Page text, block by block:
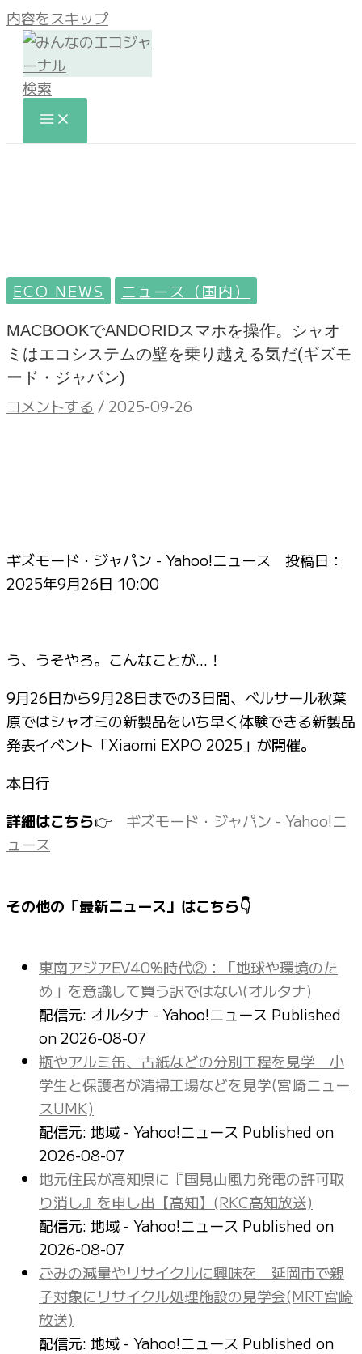
内容をスキップ
検索
ECO NEWS ニュース（国内）
MACBOOKでANDORIDスマホを操作。シャオ
ミはエコシステムの壁を乗り越える気だ(ギズモ
ード・ジャパン)
コメントする / 2025-09-26
ギズモード・ジャパン - Yahoo!ニュース 投稿日：
2025年9月26日 10:00
う、うそやろ。こんなことが…！
9月26日から9月28日までの3日間、ベルサール秋葉
原ではシャオミの新製品をいち早く体験できる新製品
発表イベント「Xiaomi EXPO 2025」が開催。
本日行
詳細はこちら👉 ギズモード・ジャパン - Yahoo!ニ
ュース
その他の「最新ニュース」はこちら👇
東南アジアEV40%時代②：「地球や環境のた
め」を意識して買う訳ではない(オルタナ)
配信元: オルタナ - Yahoo!ニュース Published
on 2026-08-07
瓶やアルミ缶、古紙などの分別工程を見学 小
学生と保護者が清掃工場などを見学(宮崎ニュー
スUMK)
配信元: 地域 - Yahoo!ニュース Published on
2026-08-07
地元住民が高知県に『国見山風力発電の許可取
り消し』を申し出【高知】(RKC高知放送)
配信元: 地域 - Yahoo!ニュース Published on
2026-08-07
ごみの減量やリサイクルに興味を 延岡市で親
子対象にリサイクル処理施設の見学会(MRT宮崎
放送)
配信元: 地域 - Yahoo!ニュース Published on